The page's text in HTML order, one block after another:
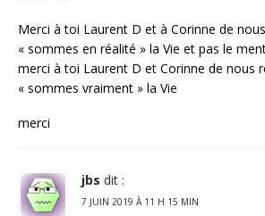
Merci à toi Laurent D et à Corinne de
« sommes en réalité » la Vie et pas le
merci à toi Laurent D et Corinne de nous
« sommes vraiment » la Vie
merci
jbs dit :
7 JUIN 2019 À 11 H 15 MIN